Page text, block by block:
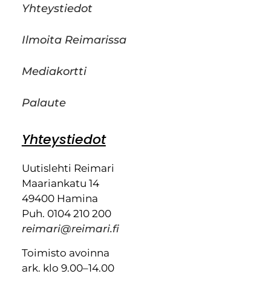
Yhteystiedot
Ilmoita Reimarissa
Mediakortti
Palaute
Yhteystiedot
Uutislehti Reimari
Maariankatu 14
49400 Hamina
Puh. 0104 210 200
reimari@reimari.fi
Toimisto avoinna
ark. klo 9.00–14.00